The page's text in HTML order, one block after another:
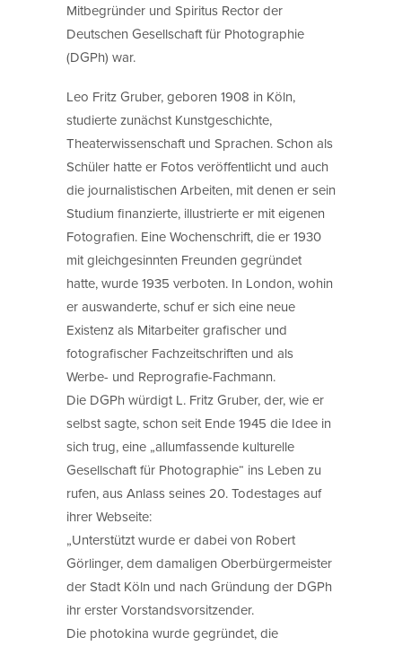
Mitbegründer und Spiritus Rector der
Deutschen Gesellschaft für Photographie
(DGPh) war.
Leo Fritz Gruber, geboren 1908 in Köln,
studierte zunächst Kunstgeschichte,
Theaterwissenschaft und Sprachen. Schon als
Schüler hatte er Fotos veröffentlicht und auch
die journalistischen Arbeiten, mit denen er sein
Studium finanzierte, illustrierte er mit eigenen
Fotografien. Eine Wochenschrift, die er 1930
mit gleichgesinnten Freunden gegründet
hatte, wurde 1935 verboten. In London, wohin
er auswanderte, schuf er sich eine neue
Existenz als Mitarbeiter grafischer und
fotografischer Fachzeitschriften und als
Werbe- und Reprografie-Fachmann.
Die DGPh würdigt L. Fritz Gruber, der, wie er
selbst sagte, schon seit Ende 1945 die Idee in
sich trug, eine „allumfassende kulturelle
Gesellschaft für Photographie“ ins Leben zu
rufen, aus Anlass seines 20. Todestages auf
ihrer Webseite:
„Unterstützt wurde er dabei von Robert
Görlinger, dem damaligen Oberbürgermeister
der Stadt Köln und nach Gründung der DGPh
ihr erster Vorstandsvorsitzender.
Die photokina wurde gegründet, die